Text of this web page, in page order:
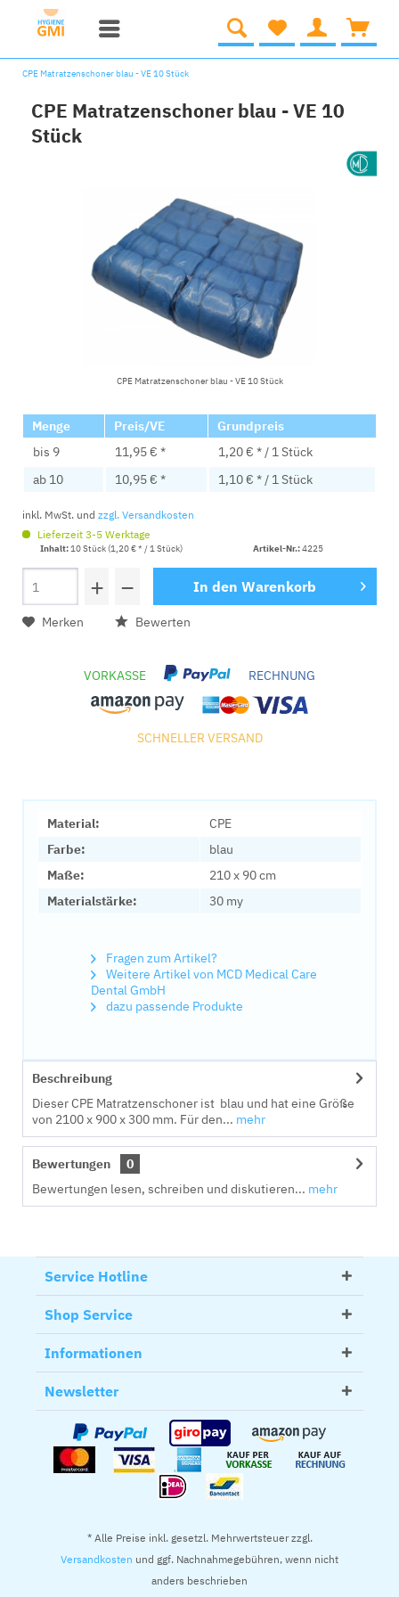
CPE Matratzenschoner blau - VE 10 Stück
CPE Matratzenschoner blau - VE 10
Stück
CPE Matratzenschoner blau - VE 10 Stück
Menge Preis/VE
Grundpreis
bis 9 11,95 € *
1,20 € * / 1 Stück
ab 10 10,95 € * 1,10 € * / 1 Stück
inkl. MwSt. und zzgl. Versandkosten
Lieferzeit 3-5 Werktage
Inhalt:10 Stück (1,20 € * / 1 Stück) Artikel-Nr.:4225
+ − In den Warenkorb
Merken Bewerten
VORKASSE RECHNUNG
SCHNELLER VERSAND
Material:
CPE
Farbe:
blau
Maße:
210 x 90 cm
Materialstärke:
30 my
Fragen zum Artikel?
Weitere Artikel von MCD Medical Care
Dental GmbH
dazu passende Produkte
Beschreibung
Dieser CPE Matratzenschoner ist blau und hat eine Größe
von 2100 x 900 x 300 mm. Für den... mehr
Bewertungen
0
Bewertungen lesen, schreiben und diskutieren... mehr
Service Hotline
Shop Service
Informationen
Newsletter
* Alle Preise inkl. gesetzl. Mehrwertsteuer zzgl.
Versandkosten und ggf. Nachnahmegebühren, wenn nicht
anders beschrieben